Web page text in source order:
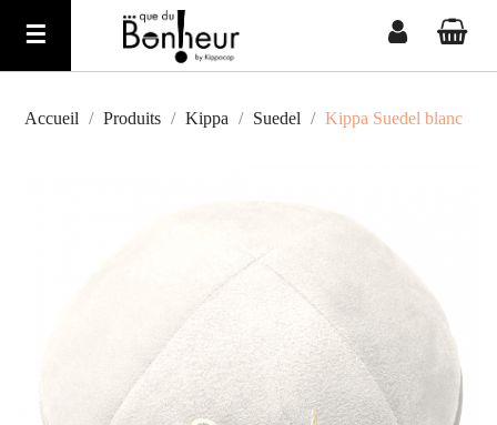
Basculer
☰
Accueil Produits Kippa Suedel Kippa Suedel blanc